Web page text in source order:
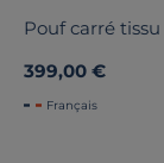
Pouf carré
399,00 €
Français